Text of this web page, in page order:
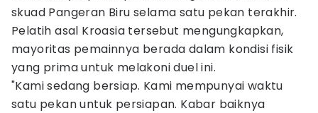
skuad Pangeran Biru selama satu pekan terakhir.
Pelatih asal Kroasia tersebut mengungkapkan,
mayoritas pemainnya berada dalam kondisi fisik
yang prima untuk melakoni duel ini.
"Kami sedang bersiap. Kami mempunyai waktu
satu pekan untuk persiapan. Kabar baiknya